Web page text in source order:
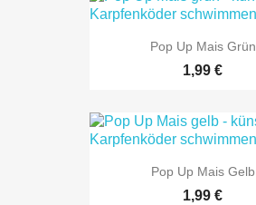
Pop Up Mais Grün
1,99 €
Pop Up Mais Gelb
1,99 €